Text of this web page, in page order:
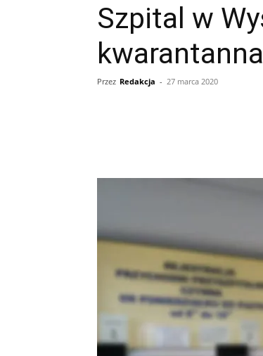
Szpital w
Przez Redakcja - 27 marca 2020